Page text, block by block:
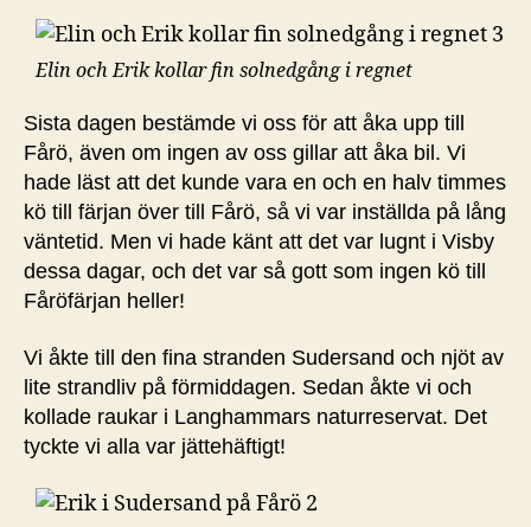
Elin och Erik kollar fin solnedgång i regnet
Sista dagen bestämde vi oss för att åka upp till
Fårö, även om ingen av oss gillar att åka bil. Vi
hade läst att det kunde vara en och en halv timmes
kö till färjan över till Fårö, så vi var inställda på lång
väntetid. Men vi hade känt att det var lugnt i Visby
dessa dagar, och det var så gott som ingen kö till
Fåröfärjan heller!
Vi åkte till den fina stranden Sudersand och njöt av
lite strandliv på förmiddagen. Sedan åkte vi och
kollade raukar i Langhammars naturreservat. Det
tyckte vi alla var jättehäftigt!